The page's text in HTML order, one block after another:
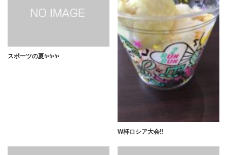
スポーツの夏✨✨✨
W杯ロシア大会‼️